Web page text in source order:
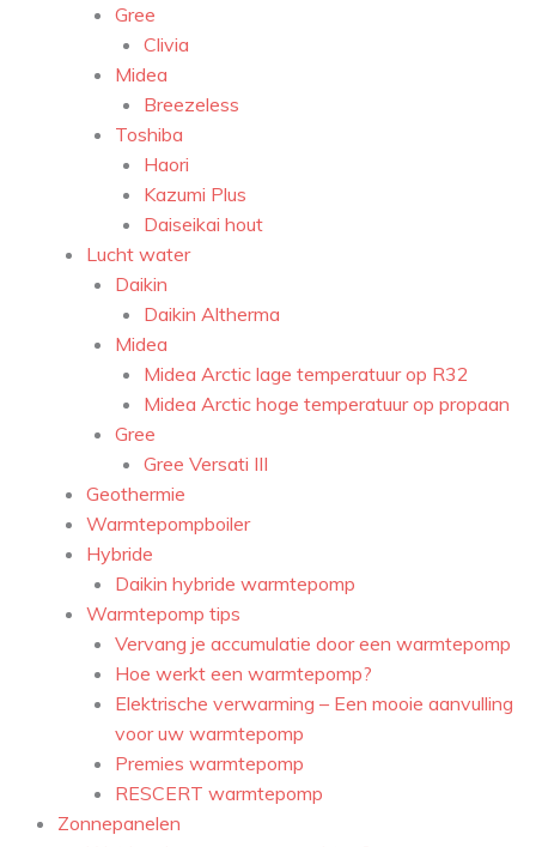
Gree
Clivia
Midea
Breezeless
Toshiba
Haori
Kazumi Plus
Daiseikai hout
Lucht water
Daikin
Daikin Altherma
Midea
Midea Arctic lage temperatuur op R32
Midea Arctic hoge temperatuur op propaan
Gree
Gree Versati III
Geothermie
Warmtepompboiler
Hybride
Daikin hybride warmtepomp
Warmtepomp tips
Vervang je accumulatie door een warmtepomp
Hoe werkt een warmtepomp?
Elektrische verwarming – Een mooie aanvulling
voor uw warmtepomp
Premies warmtepomp
RESCERT warmtepomp
Zonnepanelen